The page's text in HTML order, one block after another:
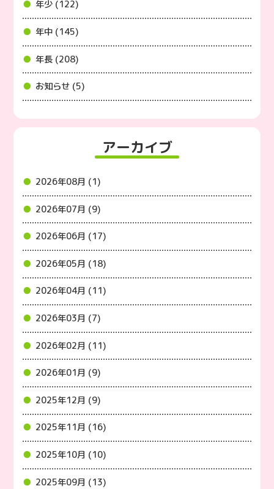
年少 (122)
年中 (145)
年長 (208)
お知らせ (5)
アーカイブ
2026年08月 (1)
2026年07月 (9)
2026年06月 (17)
2026年05月 (18)
2026年04月 (11)
2026年03月 (7)
2026年02月 (11)
2026年01月 (9)
2025年12月 (9)
2025年11月 (16)
2025年10月 (10)
2025年09月 (13)